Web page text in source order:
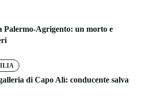
Palermo-Agrigento: un morto e
di Capo Alì: conducente salva